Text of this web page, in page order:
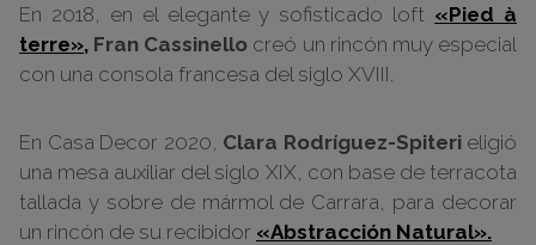
En 2018, en el elegante y sofisticado loft «Pied à
terre», Fran Cassinello creó un rincón muy especial
con una consola francesa del siglo XVIII.
En Casa Decor 2020, Clara Rodríguez-Spiterieligió
una mesa auxiliar del siglo XIX, con base de terracota
tallada y sobre de mármol de Carrara, para decorar
un rincón de su recibidor «Abstracción Natural».